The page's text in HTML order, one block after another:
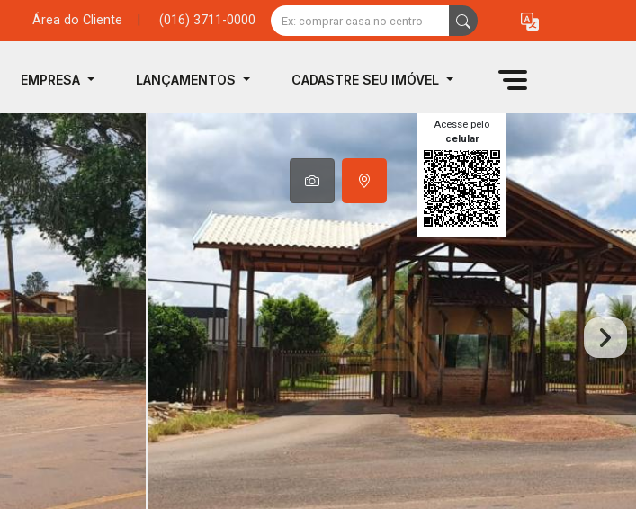
Área do Cliente (016) 3711-0000
EMPRESA LANÇAMENTOS CADASTRE SEU IMÓVEL
Acesse pelo
celular